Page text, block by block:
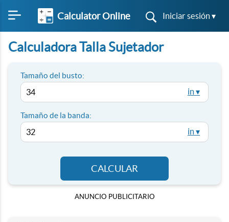
Calculator Online Iniciar sesión ▾
Calculadora Talla Sujetador
Tamaño del busto:
in ▾
Tamaño de la banda:
in ▾
CALCULAR
ANUNCIO PUBLICITARIO